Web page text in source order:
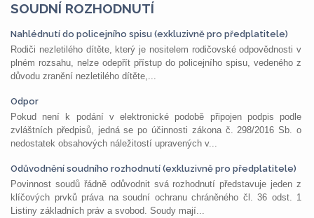
SOUDNÍ ROZHODNUTÍ
Nahlédnutí do policejního spisu (exkluzivně pro předplatitele)
Rodiči nezletilého dítěte, který je nositelem rodičovské odpovědnosti v
plném rozsahu, nelze odepřít přístup do policejního spisu, vedeného z
důvodu zranění nezletilého dítěte,...
Odpor
Pokud není k podání v elektronické podobě připojen podpis podle
zvláštních předpisů, jedná se po účinnosti zákona č. 298/2016 Sb. o
nedostatek obsahových náležitostí upravených v...
Odůvodnění soudního rozhodnutí (exkluzivně pro předplatitele)
Povinnost soudů řádně odůvodnit svá rozhodnutí představuje jeden z
klíčových prvků práva na soudní ochranu chráněného čl. 36 odst. 1
Listiny základních práv a svobod. Soudy mají...